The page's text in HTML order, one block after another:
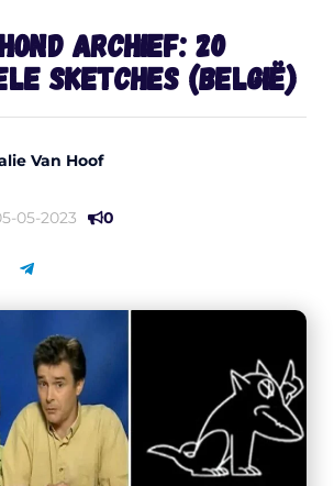
archief: 20
sketches (België)
Van Hoof
05-2023 0